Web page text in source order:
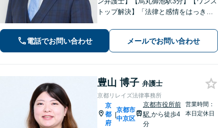
トップ解決】「法律と感情をはっきり
問題、新型コロナが原因の借金、不動
産問題なども幅広く対応【女性弁護士
も在籍】【初回相談30分無料】
電話でお問い合わせ メールでお問い合わせ
豊山 博子 弁護士
京都リレイズ法律事務所
京
都
府
|
京都市
中京区
京都市役所前
駅 から徒歩4
分
営業時間：
本日定休日